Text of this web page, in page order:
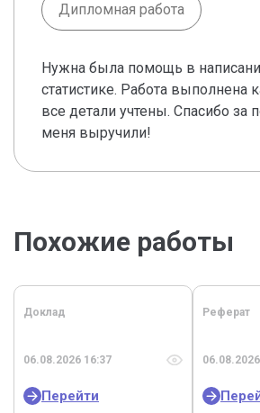
Дипломная работа
Нужна была помощь в
статистике. Работа выполнена
все детали учтены. Спасибо за
меня выручили!
Похожие работы
Доклад
06.08.2026 16:37
Перейти
Реферат